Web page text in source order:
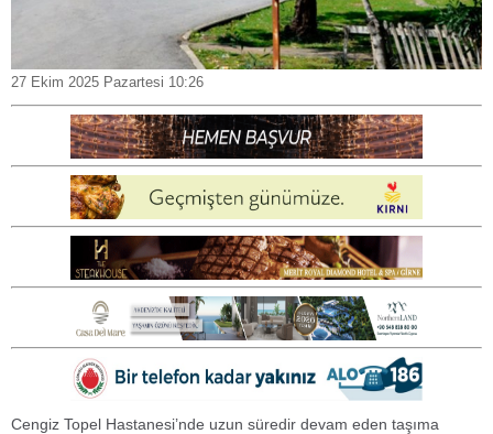
27 Ekim 2025 Pazartesi 10:26
Cengiz Topel Hastanesi’nde uzun süredir devam eden taşıma